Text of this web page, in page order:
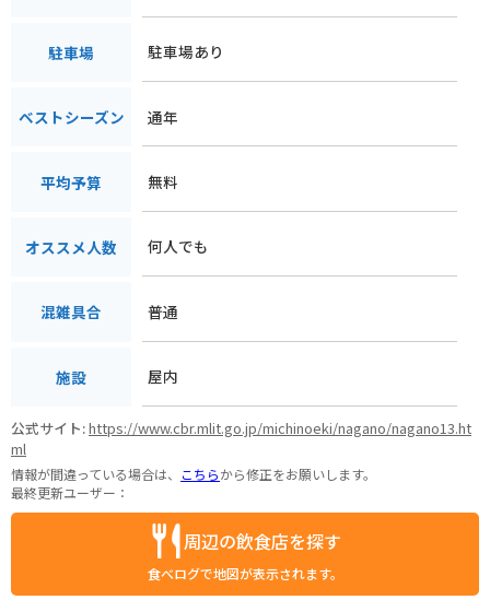
駐車場 駐車場あり
ベストシーズン 通年
平均予算 無料
オススメ人数 何人でも
混雑具合 普通
施設 屋内
公式サイト:https://www.cbr.mlit.go.jp/michinoeki/nagano/nagano13.ht
ml
情報が間違っている場合は、 こちらから修正をお願いします。
最終更新ユーザー：
周辺の飲食店を探す
食べログで地図が表示されます。